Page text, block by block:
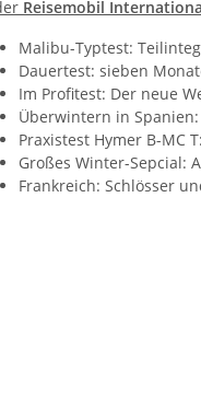
Reisemobil
Malibu-Typtest:
Dauertest: sieben
Im Profitest: Der neue
Überwintern in
Praxistest Hymer B-MC
Großes Winter-Sepcial:
Frankreich: Schlösser